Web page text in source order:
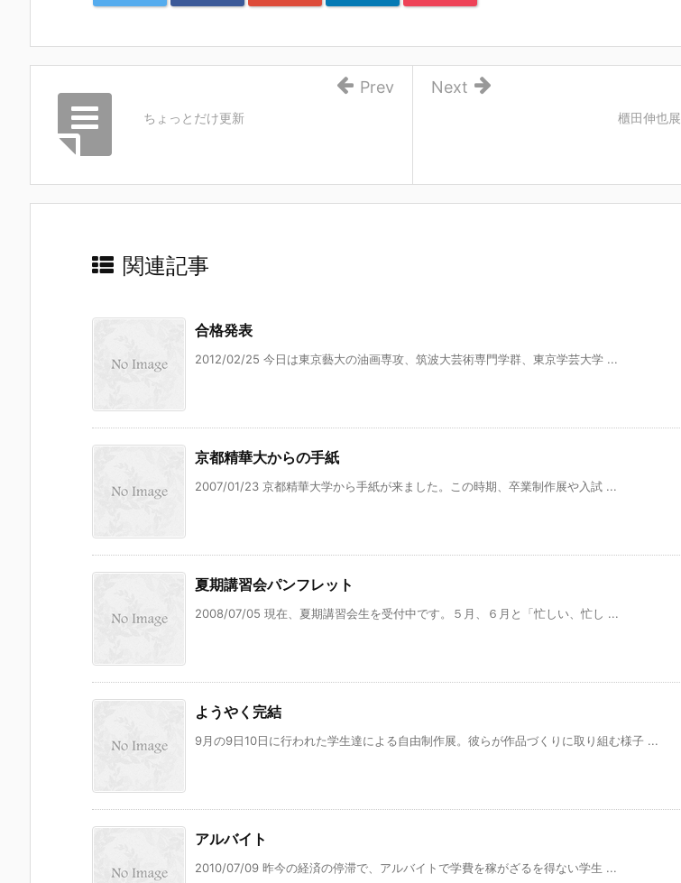
櫃田伸也展
Next
ちょっとだけ更新
Prev
関連記事
合格発表
2012/02/25 今日は東京藝大の油画専攻、筑波大芸術専門学群、東京学芸大学 ...
京都精華大からの手紙
2007/01/23 京都精華大学から手紙が来ました。この時期、卒業制作展や入試 ...
夏期講習会パンフレット
2008/07/05 現在、夏期講習会生を受付中です。５月、６月と「忙しい、忙し ...
ようやく完結
9月の9日10日に行われた学生達による自由制作展。彼らが作品づくりに取り組む様子 ...
アルバイト
2010/07/09 昨今の経済の停滞で、アルバイトで学費を稼がざるを得ない学生 ...